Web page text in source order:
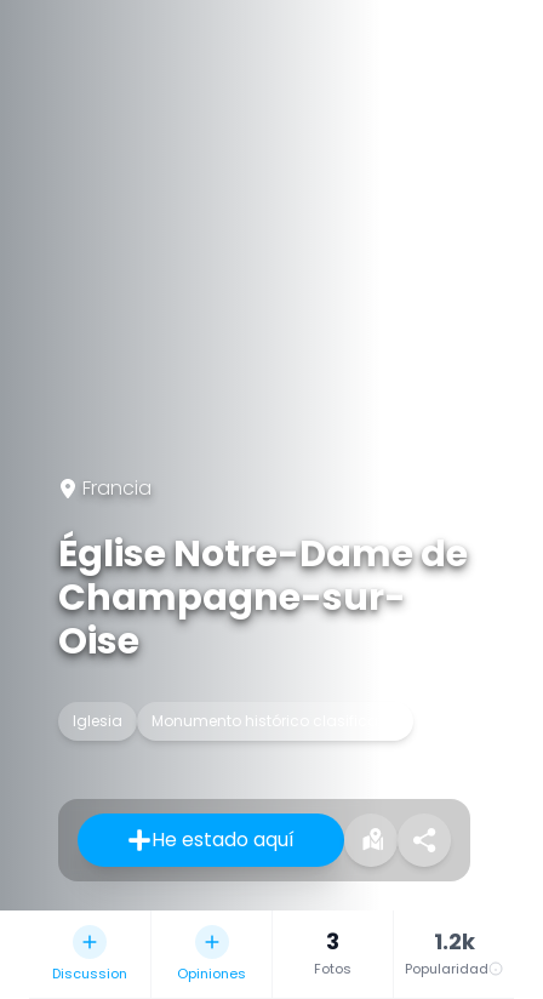
Francia
Église Notre-Dame de
Champagne-sur-
Oise
Iglesia Monumento histórico clasificado
He estado aquí
Discussion Opiniones
3
Fotos
1.2k
Popularidad